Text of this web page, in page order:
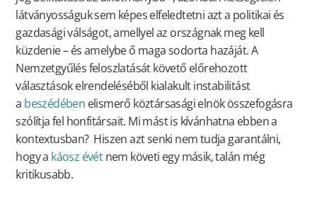
látványosságuk sem képes elfeledtetni azt a politikai és
gazdasági válságot, amellyel az országnak meg kell
küzdenie – és amelybe ő maga sodorta hazáját. A
Nemzetgyűlés feloszlatását követő előrehozott
választások elrendeléséből kialakult instabilitást
a beszédében elismerő köztársasági elnök összefogásra
szólítja fel honfitársait. Mi mást is kívánhatna ebben a
kontextusban? Hiszen azt senki nem tudja garantálni,
hogy a káosz évétnem követi egy másik, talán még
kritikusabb.